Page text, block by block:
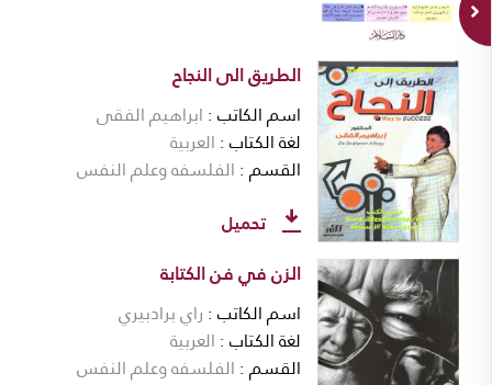
الطريق الى النجاح
اسم الكاتب ابراهيم الفقى
لغة الكتاب العربية
القسم الفلسفه وعلم النفس
تحميل
الزن في فن الكتابة
اسم الكاتب راي برادبيري
لغة الكتاب العربية
القسم الفلسفه وعلم النفس